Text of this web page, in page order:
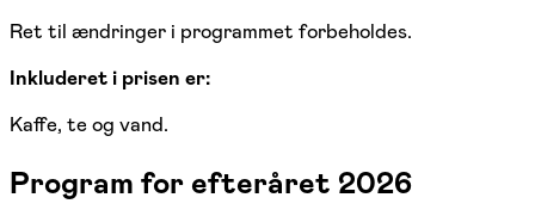
Ret til ændringer i programmet forbeholdes.
Inkluderet i prisen er:
Kaffe, te og vand.
Program for efteråret 2026